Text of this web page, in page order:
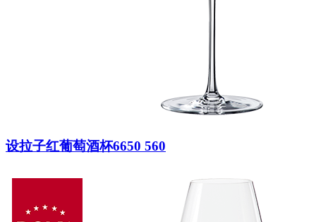
设拉子红葡萄酒杯6650 560